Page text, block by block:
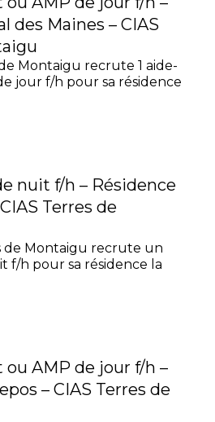
des Maines – CIAS
Montaigu recrute 1 aide-
jour f/h pour sa résidence
nuit f/h – Résidence
Terres de
de Montaigu recrute un
f/h pour sa résidence la
ou AMP de jour f/h –
– CIAS Terres de